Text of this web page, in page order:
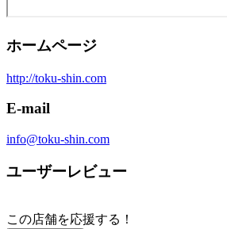
ホームページ
http://toku-shin.com
E-mail
info@toku-shin.com
ユーザーレビュー
この店舗を応援する！